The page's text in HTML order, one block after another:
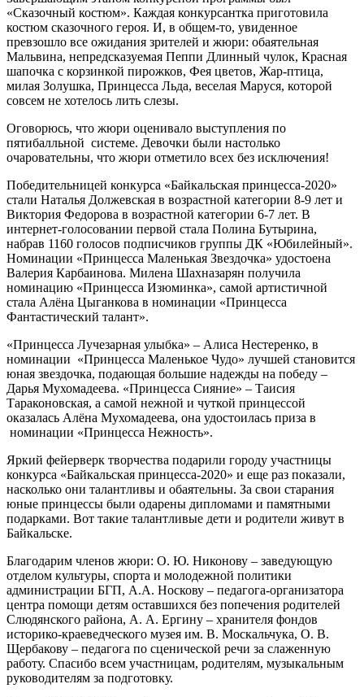
«Сказочный костюм». Каждая конкурсантка приготовила
костюм сказочного героя. И, в общем-то, увиденное
превзошло все ожидания зрителей и жюри: обаятельная
Мальвина, непредсказуемая Пеппи Длинный чулок, Красная
шапочка с корзинкой пирожков, Фея цветов, Жар-птица,
милая Золушка, Принцесса Льда, веселая Маруся, которой
совсем не хотелось лить слезы.
Оговорюсь, что жюри оценивало выступления по
пятибалльной системе. Девочки были настолько
очаровательны, что жюри отметило всех без исключения!
Победительницей конкурса «Байкальская принцесса-2020»
стали Наталья Должевская в возрастной категории 8-9 лет и
Виктория Федорова в возрастной категории 6-7 лет. В
интернет-голосовании первой стала Полина Бутырина,
набрав 1160 голосов подписчиков группы ДК «Юбилейный».
Номинации «Принцесса Маленькая Звездочка» удостоена
Валерия Карбаинова. Милена Шахназарян получила
номинацию «Принцесса Изюминка», самой артистичной
стала Алёна Цыганкова в номинации «Принцесса
Фантастический талант».
«Принцесса Лучезарная улыбка» – Алиса Нестеренко, в
номинации «Принцесса Маленькое Чудо» лучшей становится
юная звездочка, подающая большие надежды на победу –
Дарья Мухомадеева. «Принцесса Сияние» – Таисия
Тараконовская, а самой нежной и чуткой принцессой
оказалась Алёна Мухомадеева, она удостоилась приза в
номинации «Принцесса Нежность».
Яркий фейерверк творчества подарили городу участницы
конкурса «Байкальская принцесса-2020» и еще раз показали,
насколько они талантливы и обаятельны. За свои старания
юные принцессы были одарены дипломами и памятными
подарками. Вот такие талантливые дети и родители живут в
Байкальске.
Благодарим членов жюри: О. Ю. Никонову – заведующую
отделом культуры, спорта и молодежной политики
администрации БГП, А.А. Носкову – педагога-организатора
центра помощи детям оставшихся без попечения родителей
Слюдянского района, А. А. Ергину – хранителя фондов
историко-краеведческого музея им. В. Москальчука, О. В.
Щербакову – педагога по сценической речи за слаженную
работу. Спасибо всем участницам, родителям, музыкальным
руководителям за подготовку.